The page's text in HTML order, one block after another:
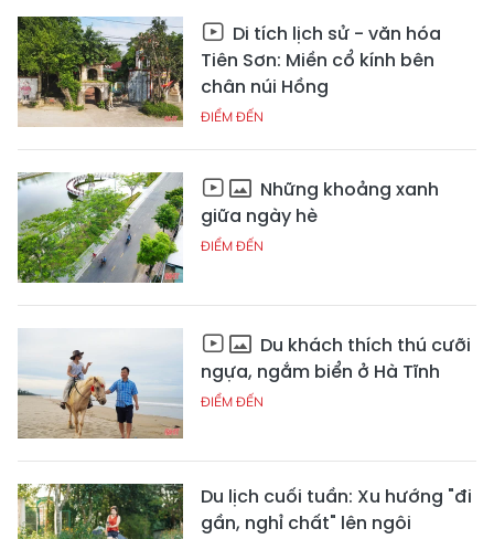
Di tích lịch sử - văn hóa
Tiên Sơn: Miền cổ kính bên
chân núi Hồng
ĐIỂM ĐẾN
Những khoảng xanh
giữa ngày hè
ĐIỂM ĐẾN
Du khách thích thú cưỡi
ngựa, ngắm biển ở Hà Tĩnh
ĐIỂM ĐẾN
Du lịch cuối tuần: Xu hướng "đi
gần, nghỉ chất" lên ngôi